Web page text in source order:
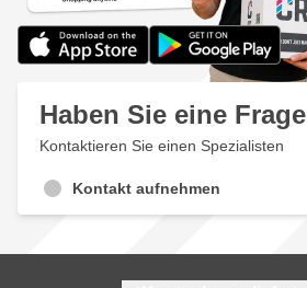
Haben Sie eine Frage
Kontaktieren Sie einen Spezialisten
Kontakt aufnehmen